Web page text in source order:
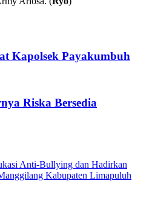
Kapolsek Payakumbuh
Riska Bersedia